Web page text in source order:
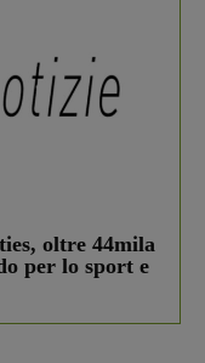
oltre 44mila
per lo sport e